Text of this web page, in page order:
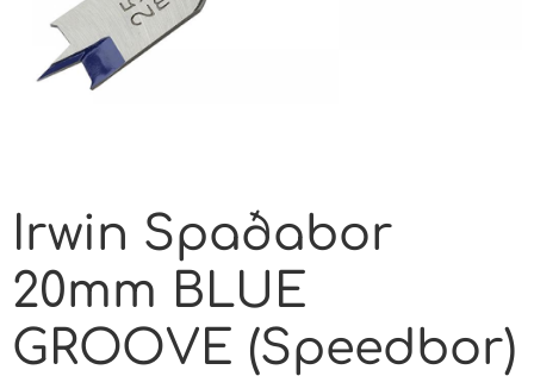
Irwin Spaðabor
20mm BLUE
GROOVE (Speedbor)